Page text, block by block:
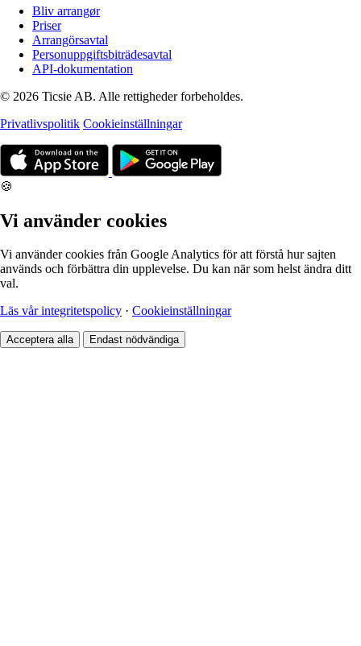
Bliv arrangør
Priser
Arrangörsavtal
Personuppgiftsbiträdesavtal
API-dokumentation
© 2026 Ticsie AB. Alle rettigheder forbeholdes.
Privatlivspolitik Cookieinställningar
🍪
Vi använder cookies
Vi använder cookies från Google Analytics för att förstå hur sajten
används och förbättra din upplevelse. Du kan när som helst ändra ditt
val.
Läs vår integritetspolicy · Cookieinställningar
Acceptera alla Endast nödvändiga